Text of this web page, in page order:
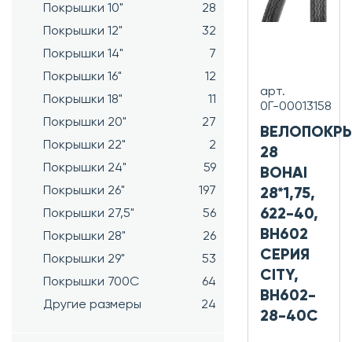
Покрышки 10"
28
Покрышки 12"
32
Покрышки 14"
7
Покрышки 16"
12
Покрышки 18"
11
Покрышки 20"
27
Покрышки 22"
2
Покрышки 24"
59
Покрышки 26"
197
Покрышки 27,5"
56
Покрышки 28"
26
Покрышки 29"
53
Покрышки 700C
64
Другие размеры
24
арт.
0Г-00013158
28
BOHAI
28*1,75,
622-40,
BH602
СЕРИЯ
CITY,
BH602-
28-40C